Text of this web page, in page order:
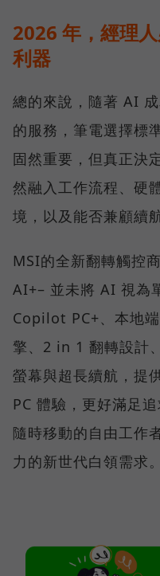
2026 年，經理
利器
總的來說，隨著 AI
的服務，筆電選擇標
固然重要，但真正決
然融入工作流程、硬
境，以及能否兼顧續
MSI的全新翻轉觸控
AI+– 並未將 AI 視為
Copilot PC+、本地
擎、2 in 1 翻轉設計
螢幕與超長續航，提
PC 體驗，更好滿足
隨時移動的自由工作
力的新世代白領需求。